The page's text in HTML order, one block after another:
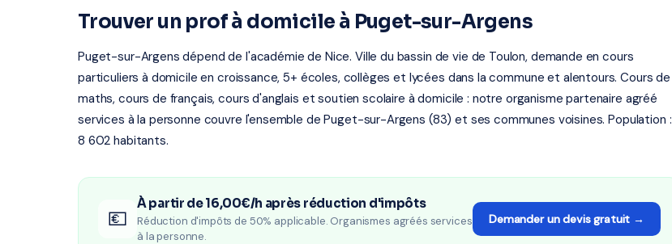
Trouver un prof à domicile à Puget-sur-Argens
Puget-sur-Argens dépend de l'académie de Nice. Ville du bassin de vie de Toulon, demande en cours
particuliers à domicile en croissance, 5+ écoles, collèges et lycées dans la commune et alentours. Cours de
maths, cours de français, cours d'anglais et soutien scolaire à domicile : notre organisme partenaire agréé
services à la personne couvre l'ensemble de Puget-sur-Argens (83) et ses communes voisines. Population :
8 602 habitants.
💶
À partir de 16,00€/h après réduction d'impôts
Réduction d'impôts de 50% applicable. Organismes agréés services
à la personne.
Demander un devis gratuit →